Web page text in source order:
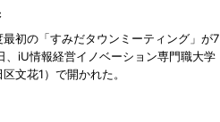
最初の「すみだタウンミーティング」が7
、iU情報経営イノベーション専門職大学
区文花1）で開かれた。